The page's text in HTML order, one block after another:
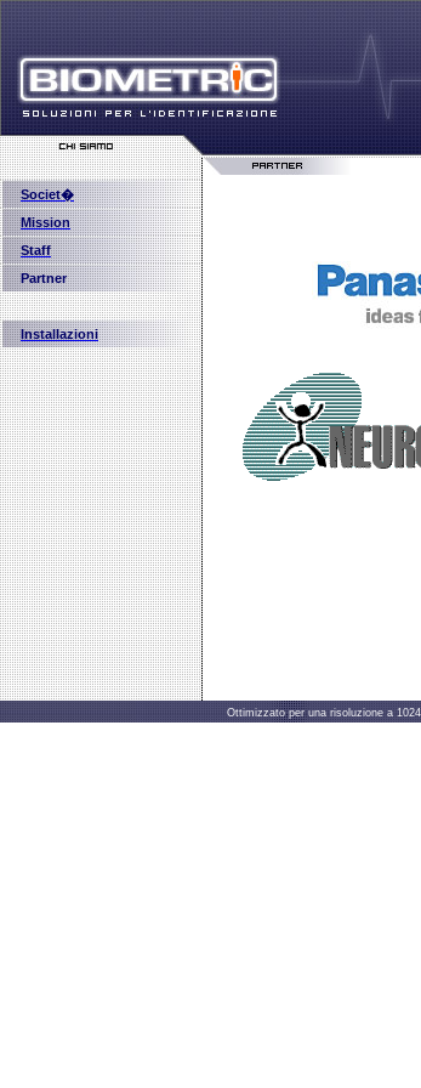
Societ�
Mission
Staff
Partner
Installazioni
Ottimizzato per una risoluzione a